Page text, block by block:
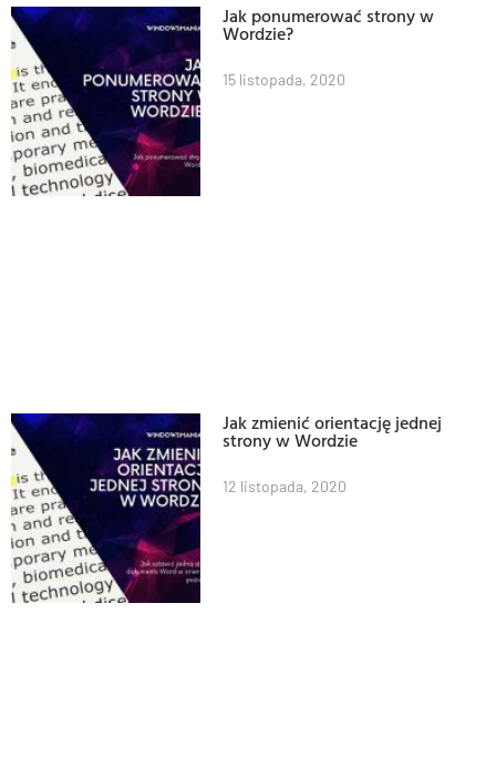
Jak ponumerować strony w
Wordzie?
15 listopada, 2020
Jak zmienić orientację jednej
strony w Wordzie
12 listopada, 2020